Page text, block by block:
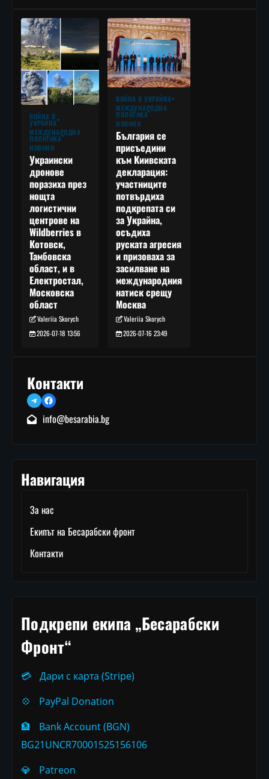
ВОЙНА В
УКРАЙНА
МЕЖДУНАРОДНА
ПОЛИТИКА
НОВИНИ
Украински
дронове
поразиха през
нощта
логистични
центрове на
Wildberries в
Котовск,
Тамбовска
област, и в
Електростал,
Московска
област
Valeriia Skorych
2026-07-18 13:56
ВОЙНА В УКРАЙНА
МЕЖДУНАРОДНА
ПОЛИТИКА
НОВИНИ
България се
присъедини
към Киивската
декларация:
участниците
потвърдиха
подкрепата си
за Украйна,
осъдиха
руската агресия
и призоваха за
засилване на
международния
натиск срещу
Москва
Valeriia Skorych
2026-07-16 23:49
Контакти
TelegramFacebook
info@besarabia.bg
Навигация
За нас
Екипът на Бесарабски фронт
Контакти
Подкрепи екипа „Бесарабски
Фронт“
💳
Дари с карта (Stripe)
💠
PayPal Donation
🏦
Bank Account (BGN)
BG21UNCR70001525156106
💎
Patreon